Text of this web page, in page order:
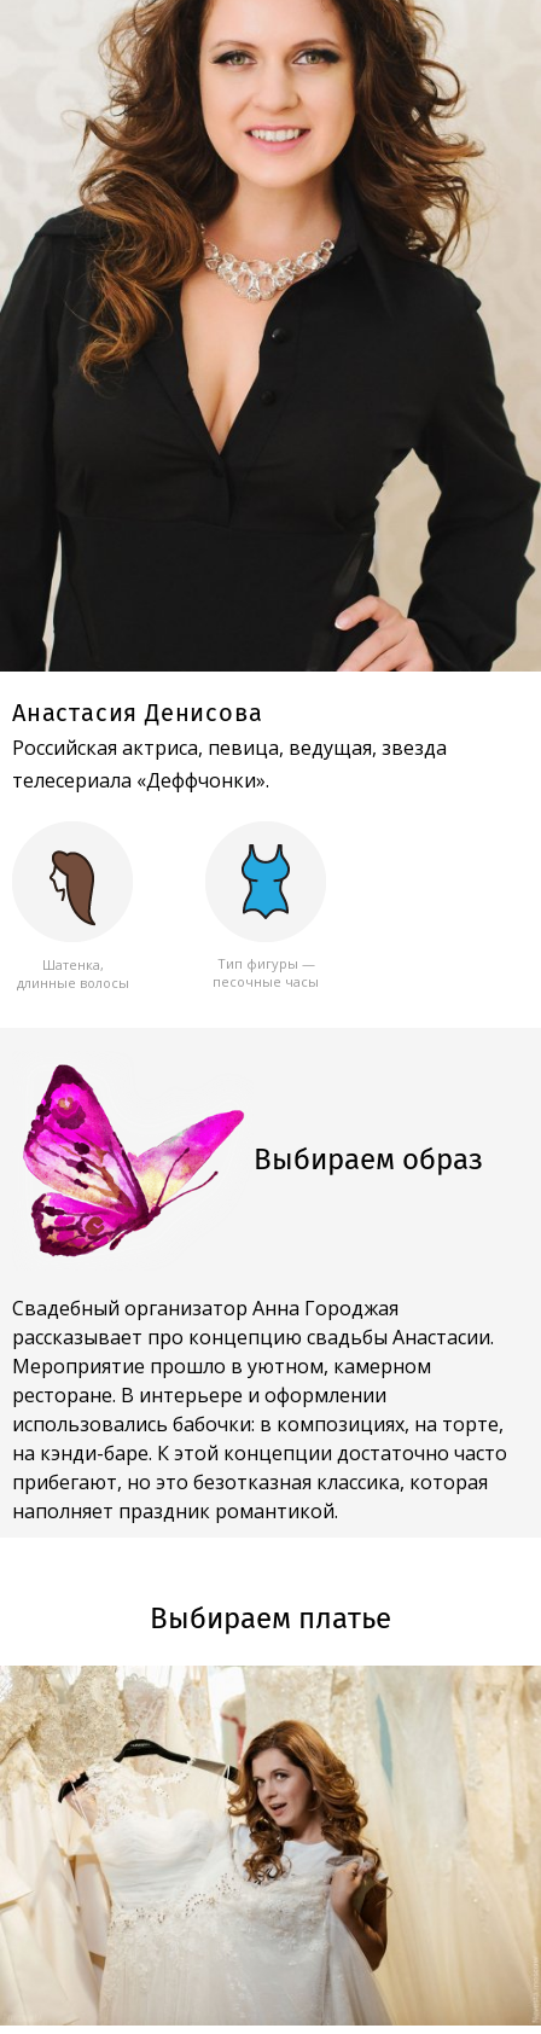
Анастасия Денисова
Российская актриса, певица, ведущая, звезда
телесериала «Деффчонки».
Шатенка,
длинные волосы
Тип фигуры —
песочные часы
Выбираем образ
Свадебный организатор Анна Городжая
рассказывает про концепцию свадьбы Анастасии.
Мероприятие прошло в уютном, камерном
ресторане. В интерьере и оформлении
использовались бабочки: в композициях, на торте,
на кэнди-баре. К этой концепции достаточно часто
прибегают, но это безотказная классика, которая
наполняет праздник романтикой.
Выбираем платье